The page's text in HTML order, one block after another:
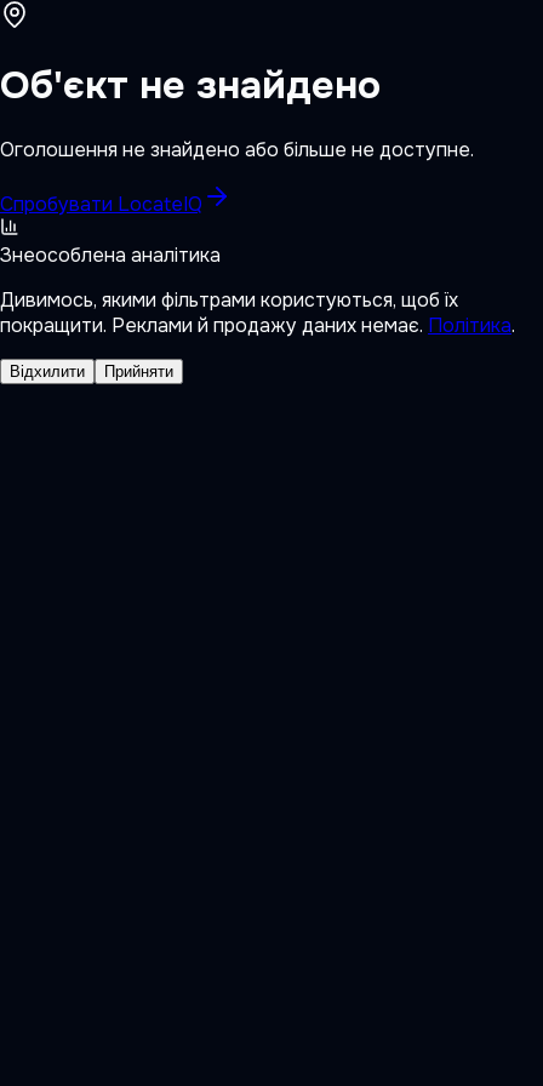
Об'єкт не знайдено
Оголошення не знайдено або більше не доступне.
Спробувати LocateIQ
Знеособлена аналітика
Дивимось, якими фільтрами користуються, щоб їх
покращити. Реклами й продажу даних немає. Політика.
Відхилити Прийняти